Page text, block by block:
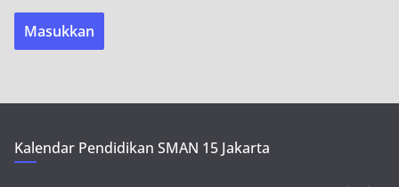
Kalendar Pendidikan SMAN 15 Jakarta